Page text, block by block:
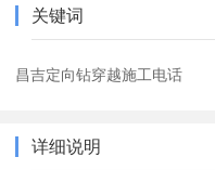
关键词
昌吉定向钻穿越施工电话
详细说明